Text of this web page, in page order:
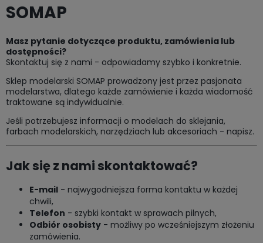
SOMAP
Masz pytanie dotyczące produktu, zamówienia lub
dostępności?
Skontaktuj się z nami - odpowiadamy szybko i konkretnie.
Sklep modelarski SOMAP prowadzony jest przez pasjonata
modelarstwa, dlatego każde zamówienie i każda wiadomość
traktowane są indywidualnie.
Jeśli potrzebujesz informacji o modelach do sklejania,
farbach modelarskich, narzędziach lub akcesoriach - napisz.
Jak się z nami skontaktować?
E-mail - najwygodniejsza forma kontaktu w każdej
chwili,
Telefon - szybki kontakt w sprawach pilnych,
Odbiór osobisty - możliwy po wcześniejszym złożeniu
zamówienia.